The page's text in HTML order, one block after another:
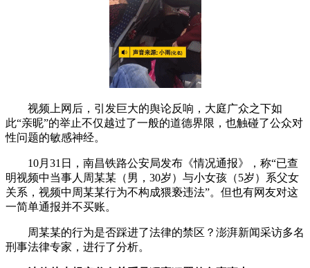
视频上网后，引发巨大的舆论反响，大庭广众之下如
此“亲昵”的举止不仅越过了一般的道德界限，也触碰了公众对
性问题的敏感神经。
10月31日，南昌铁路公安局发布《情况通报》，称“已查
明视频中当事人周某某（男，30岁）与小女孩（5岁）系父女
关系，视频中周某某行为不构成猥亵违法”。但也有网友对这
一简单通报并不买账。
周某某的行为是否踩进了法律的禁区？澎湃新闻采访多名
刑事法律专家，进行了分析。